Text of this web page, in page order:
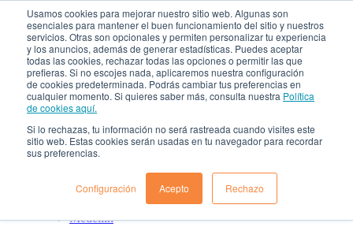
Usamos cookies para mejorar nuestro sitio web. Algunas son
esenciales para mantener el buen funcionamiento del sitio y nuestros
servicios. Otras son opcionales y permiten personalizar tu experiencia
y los anuncios, además de generar estadísticas. Puedes aceptar
todas las cookies, rechazar todas las opciones o permitir las que
prefieras. Si no escojes nada, aplicaremos nuestra configuración
de cookies predeterminada. Podrás cambiar tus preferencias en
cualquier momento. Si quieres saber más, consulta nuestra Política
de cookies aquí.
Si lo rechazas, tu información no será rastreada cuando visites este
sitio web. Estas cookies serán usadas en tu navegador para recordar
sus preferencias.
Configuración Acepto Rechazo
¿Qué es el renting?
Nosotros
Nuestra cultura
Gobierno corporativo
Política de tratamiento de datos
Ayuda
Guías de Usuario clientes
PQRs
Aprende más
¿Dónde estamos?
Bogotá
Medellin